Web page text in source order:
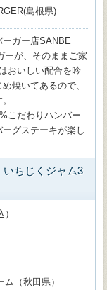
島根県)
ガー店SANBE
ーが、そのままご家
おいしい配合を吟
焼いてあるので、
こだわりハンバー
グステーキが楽し
ちじくジャム3
ム（秋田県）